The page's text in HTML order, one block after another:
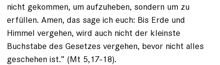
nicht gekommen, um aufzuheben, sondern um zu
erfüllen. Amen, das sage ich euch: Bis Erde und
Himmel vergehen, wird auch nicht der kleinste
Buchstabe des Gesetzes vergehen, bevor nicht alles
geschehen ist.” (Mt 5,17-18).